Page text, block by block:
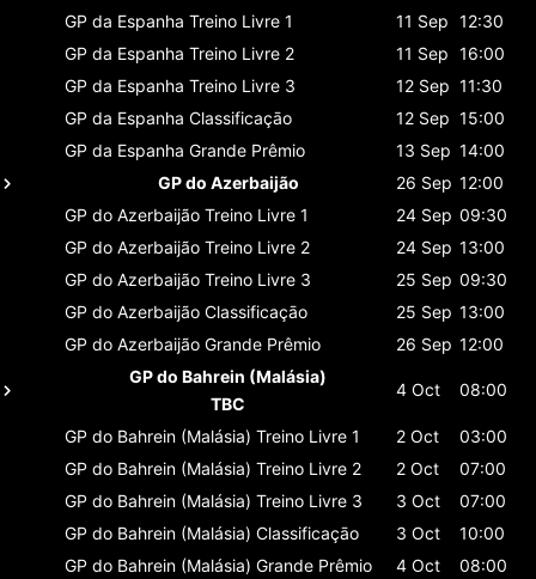
GP da Espanha Treino Livre 1 11 Sep 12:30
GP da Espanha Treino Livre 2 11 Sep 16:00
GP da Espanha Treino Livre 3 12 Sep 11:30
GP da Espanha Classificaçāo 12 Sep 15:00
GP da Espanha Grande Prêmio 13 Sep 14:00
GP do Azerbaijão
26 Sep 12:00
GP do Azerbaijão Treino Livre 1 24 Sep 09:30
GP do Azerbaijão Treino Livre 2 24 Sep 13:00
GP do Azerbaijão Treino Livre 3 25 Sep 09:30
GP do Azerbaijão Classificaçāo 25 Sep 13:00
GP do Azerbaijão Grande Prêmio 26 Sep 12:00
GP do Bahrein (Malásia)
TBC
4 Oct 08:00
GP do Bahrein (Malásia) Treino Livre 1 2 Oct
03:00
GP do Bahrein (Malásia) Treino Livre 2 2 Oct
07:00
GP do Bahrein (Malásia) Treino Livre 3 3 Oct
07:00
GP do Bahrein (Malásia) Classificaçāo 3 Oct
10:00
GP do Bahrein (Malásia) Grande Prêmio 4 Oct
08:00